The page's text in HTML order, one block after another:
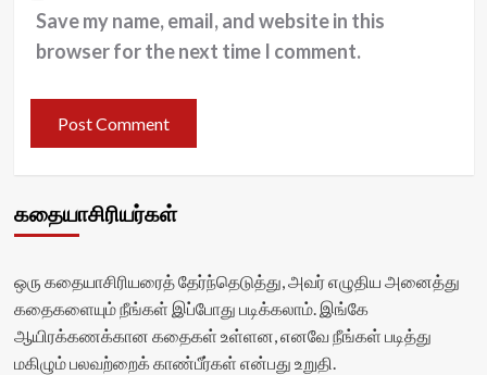
Save my name, email, and website in this
browser for the next time I comment.
கதையாசிரியர்கள்
ஒரு கதையாசிரியரைத் தேர்ந்தெடுத்து, அவர் எழுதிய அனைத்து
கதைகளையும் நீங்கள் இப்போது படிக்கலாம். இங்கே
ஆயிரக்கணக்கான கதைகள் உள்ளன, எனவே நீங்கள் படித்து
மகிழும் பலவற்றைக் காண்பீர்கள் என்பது உறுதி.